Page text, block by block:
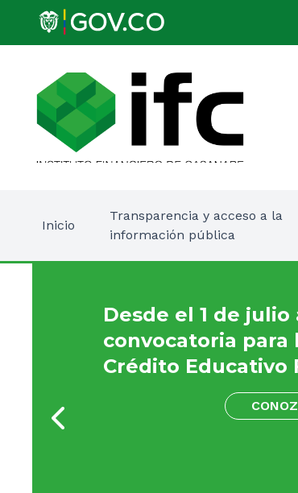
Inicio
Transparencia y acceso a la
información pública
Desde el 1 de julio
convocatoria para
Crédito Educativo